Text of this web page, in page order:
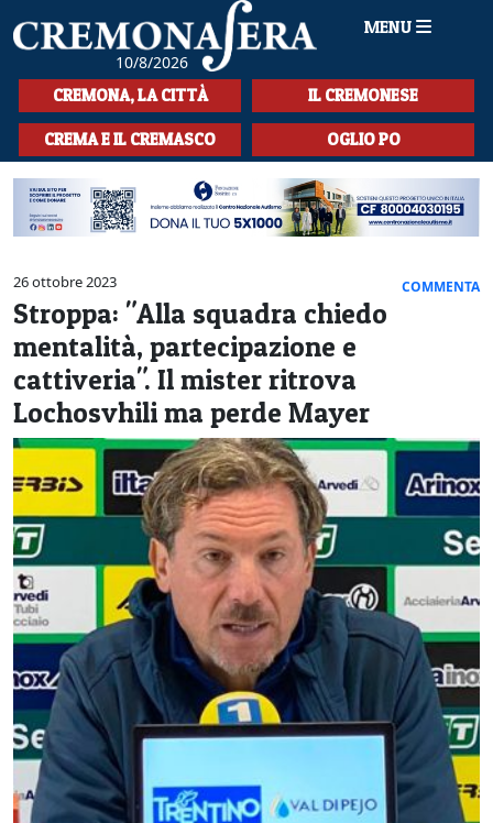
10/8/2026
MENU
HOME
CRONACA
SPORT
LA MUSICA
CULTURA
LA STORIA
SPETTACOLI
L'EDITORIALE
SEZIONI
CERCA
CREMONA, LA CITTÀ IL CREMONESE
CREMA E IL CREMASCO OGLIO PO
26 ottobre 2023 COMMENTA
Stroppa: "Alla squadra chiedo
mentalità, partecipazione e
cattiveria". Il mister ritrova
Lochosvhili ma perde Mayer